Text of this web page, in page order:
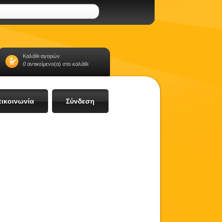
Καλάθι αγορών
0 αντικείμενο(α) στο καλάθι
Σύνδεση